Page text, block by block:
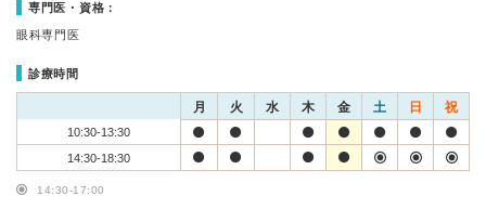
専門医・資格：
眼科専門医
診療時間
月 火 水 木 金 土 日 祝
10:30-13:30
14:30-18:30
14:30-17:00